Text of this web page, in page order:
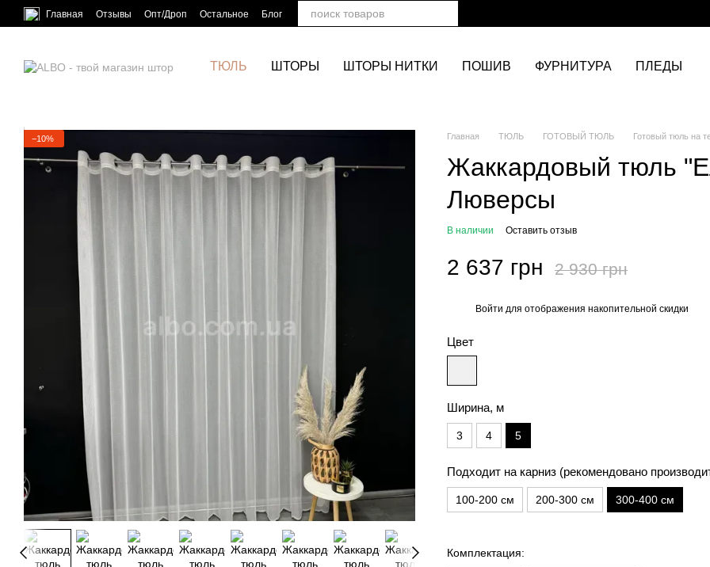
Перейти к основному контенту
Главная Отзывы Опт/Дроп Остальное Блог
ТЮЛЬ ШТОРЫ ШТОРЫ НИТКИ ПОШИВ ФУРНИТУРА ПЛЕДЫ
−10% Главная ТЮЛЬ ГОТОВЫЙ ТЮЛЬ Готовый тюль на
Жаккардовый тюль
Люверсы
В наличии Оставить отзыв
2 637 грн 2 930 грн
Войти для отображения накопительной скидки
Цвет
Ширина, м
3 4 5
Подходит на карниз (рекомендовано
100-200 см 200-300 см 300-400 см
Комплектация: